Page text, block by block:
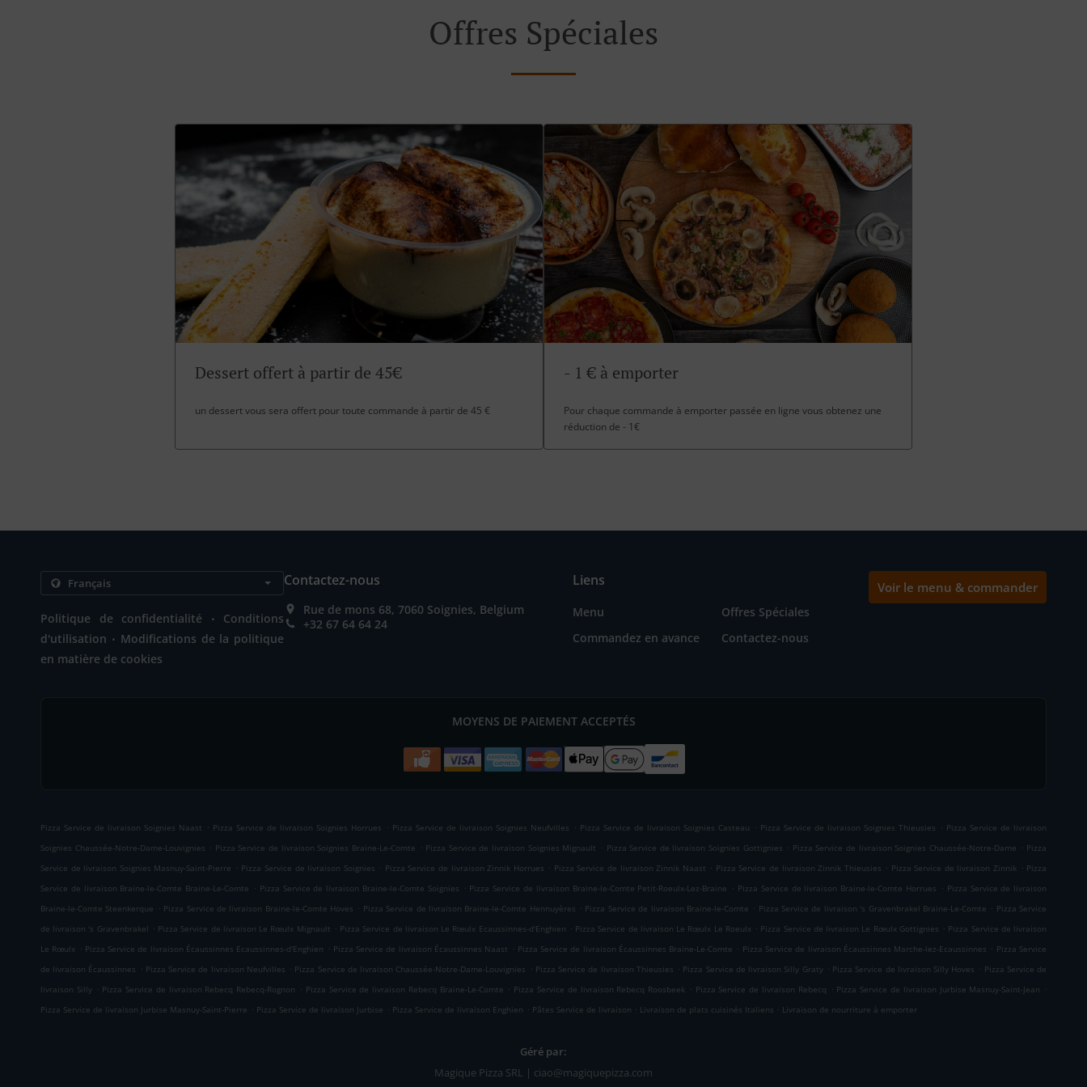
Offres Spéciales
Dessert offert à partir de 45€
un dessert vous sera offert pour toute commande à partir de 45 €
- 1 € à emporter
Pour chaque commande à emporter passée en ligne vous obtenez une
réduction de - 1€
Politique de confidentialité .
Conditions
d'utilisation . Modifications de la politique
en matière de cookies
Contactez-nous
Rue de mons 68, 7060 Soignies, Belgium
+32 67 64 64 24
Liens
Menu
Offres Spéciales
Commandez en avance
Contactez-nous
Voir le menu & commander
MOYENS DE PAIEMENT ACCEPTÉS
Pizza Service de livraison Soignies Naast . Pizza Service de livraison Soignies Horrues . Pizza Service de livraison Soignies Neufvilles . Pizza Service de livraison Soignies Casteau . Pizza Service de livraison Soignies Thieusies . Pizza Service de livraison
Soignies Chaussée-Notre-Dame-Louvignies . Pizza Service de livraison Soignies Braine-Le-Comte . Pizza Service de livraison Soignies Mignault . Pizza Service de livraison Soignies Gottignies . Pizza Service de livraison Soignies Chaussée-Notre-Dame . Pizza
Service de livraison Soignies Masnuy-Saint-Pierre . Pizza Service de livraison Soignies . Pizza Service de livraison Zinnik Horrues . Pizza Service de livraison Zinnik Naast . Pizza Service de livraison Zinnik Thieusies . Pizza Service de livraison Zinnik . Pizza
Service de livraison Braine-le-Comte Braine-Le-Comte . Pizza Service de livraison Braine-le-Comte Soignies . Pizza Service de livraison Braine-le-Comte Petit-Roeulx-Lez-Braine . Pizza Service de livraison Braine-le-Comte Horrues . Pizza Service de livraison
Braine-le-Comte Steenkerque . Pizza Service de livraison Braine-le-Comte Hoves . Pizza Service de livraison Braine-le-Comte Hennuyères . Pizza Service de livraison Braine-le-Comte . Pizza Service de livraison 's Gravenbrakel Braine-Le-Comte . Pizza Service
de livraison 's Gravenbrakel . Pizza Service de livraison Le Rœulx Mignault . Pizza Service de livraison Le Rœulx Ecaussinnes-d'Enghien . Pizza Service de livraison Le Rœulx Le Roeulx . Pizza Service de livraison Le Rœulx Gottignies . Pizza Service de livraison
Le Rœulx . Pizza Service de livraison Écaussinnes Ecaussinnes-d'Enghien . Pizza Service de livraison Écaussinnes Naast . Pizza Service de livraison Écaussinnes Braine-Le-Comte . Pizza Service de livraison Écaussinnes Marche-lez-Ecaussinnes . Pizza Service
de livraison Écaussinnes . Pizza Service de livraison Neufvilles . Pizza Service de livraison Chaussée-Notre-Dame-Louvignies . Pizza Service de livraison Thieusies . Pizza Service de livraison Silly Graty . Pizza Service de livraison Silly Hoves . Pizza Service de
livraison Silly . Pizza Service de livraison Rebecq Rebecq-Rognon . Pizza Service de livraison Rebecq Braine-Le-Comte . Pizza Service de livraison Rebecq Roosbeek . Pizza Service de livraison Rebecq . Pizza Service de livraison Jurbise Masnuy-Saint-Jean .
Pizza Service de livraison Jurbise Masnuy-Saint-Pierre . Pizza Service de livraison Jurbise . Pizza Service de livraison Enghien . Pâtes Service de livraison . Livraison de plats cuisinés Italiens . Livraison de nourriture à emporter
Géré par:
Magique Pizza SRL | ciao@magiquepizza.com